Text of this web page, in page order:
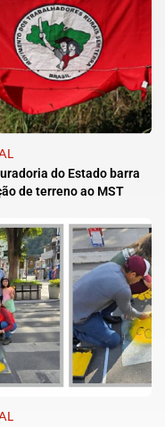
do Estado barra
de terreno ao MST